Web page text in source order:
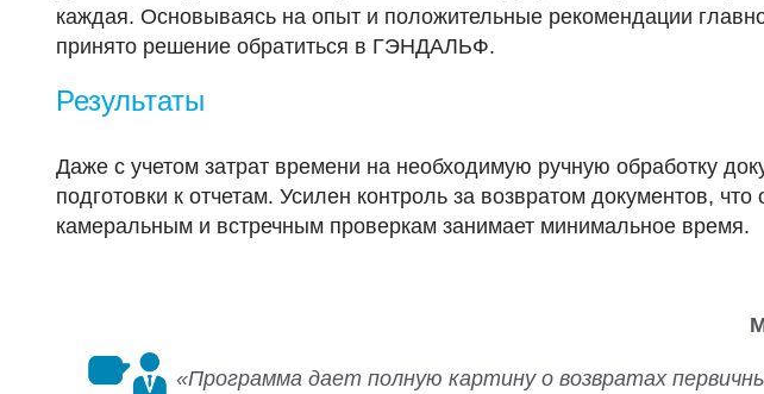
каждая. Основываясь на опыт и положительные рекомендации
принято решение обратиться в ГЭНДАЛЬФ.
Результаты
Даже с учетом затрат времени на необходимую ручную обработку
подготовки к отчетам. Усилен контроль за возвратом документов,
камеральным и встречным проверкам занимает минимальное время.
«Программа дает полную картину о возвратах